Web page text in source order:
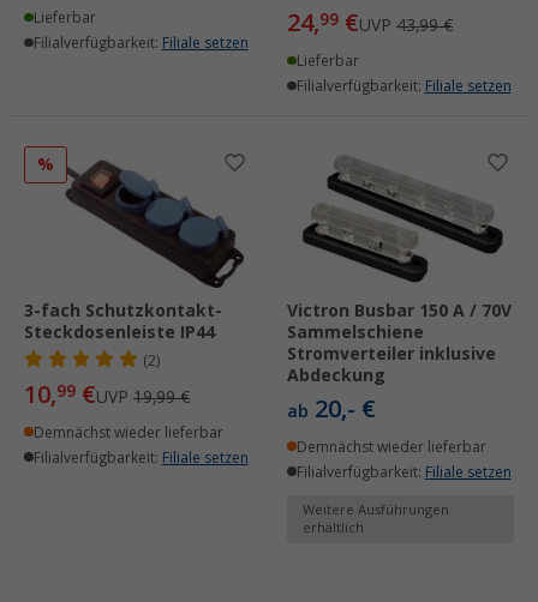
Lieferbar
Filialverfügbarkeit: Filiale setzen
24,99 €UVP 43,99 €
Lieferbar
Filialverfügbarkeit: Filiale setzen
%
3-fach Schutzkontakt-
Steckdosenleiste IP44
(2)
10,99 €UVP 19,99 €
Demnächst wieder lieferbar
Filialverfügbarkeit: Filiale setzen
Victron Busbar 150 A / 70V
Sammelschiene
Stromverteiler inklusive
Abdeckung
ab 20,- €
Demnächst wieder lieferbar
Filialverfügbarkeit: Filiale setzen
Weitere Ausführungen
erhältlich